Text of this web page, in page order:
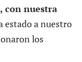
con nuestra
estado a nuestro
los